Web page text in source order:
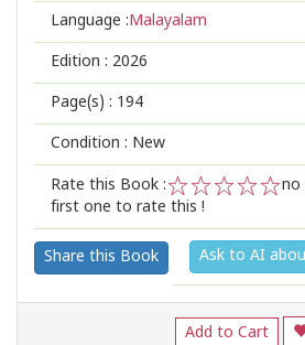
Language :Malayalam
Edition : 2026
Page(s) : 194
Condition : New
Rate this Book :
2
1
no
first one to rate this !
Share this Book Ask to AI
Add to Cart